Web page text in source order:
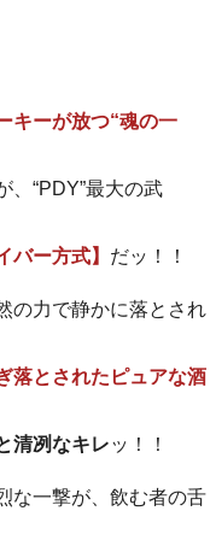
キーが放つ“魂の一
、“PDY”最大の武
バー方式】 だッ！！
の力で静かに落とされ
落とされたピュアな酒
清冽なキレッ！！
な一撃が、飲む者の舌